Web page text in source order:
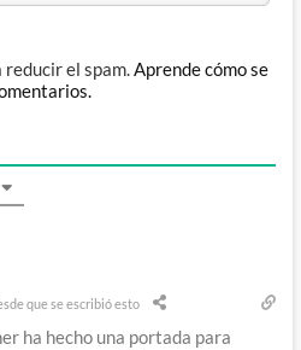
el spam.Aprende cómo se
que se escribió esto
ha hecho una portada para